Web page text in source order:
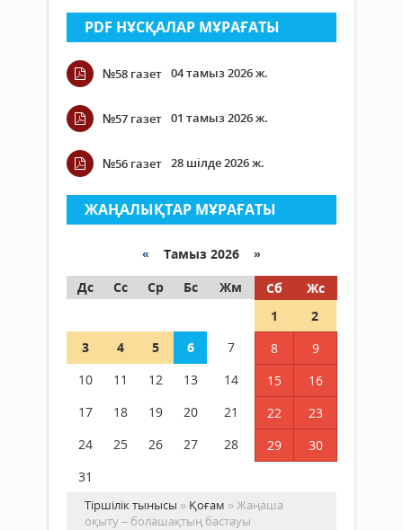
PDF НҰСҚАЛАР МҰРАҒАТЫ
№58 газет 04 тамыз 2026 ж.
№57 газет 01 тамыз 2026 ж.
№56 газет 28 шілде 2026 ж.
ЖАҢАЛЫҚТАР МҰРАҒАТЫ
« Тамыз 2026 »
Дс
Сс Ср Бс Жм Сб
Жс
1
2
3
4 5 6 7 8
9
10
11 12 13 14 15
16
17
18 19 20 21 22
23
24
25 26 27 28 29
30
31
Тіршілік тынысы » Қоғам » Жаңаша
оқыту – болашақтың бастауы